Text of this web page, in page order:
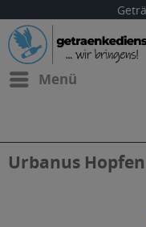
Menü
Urbanus